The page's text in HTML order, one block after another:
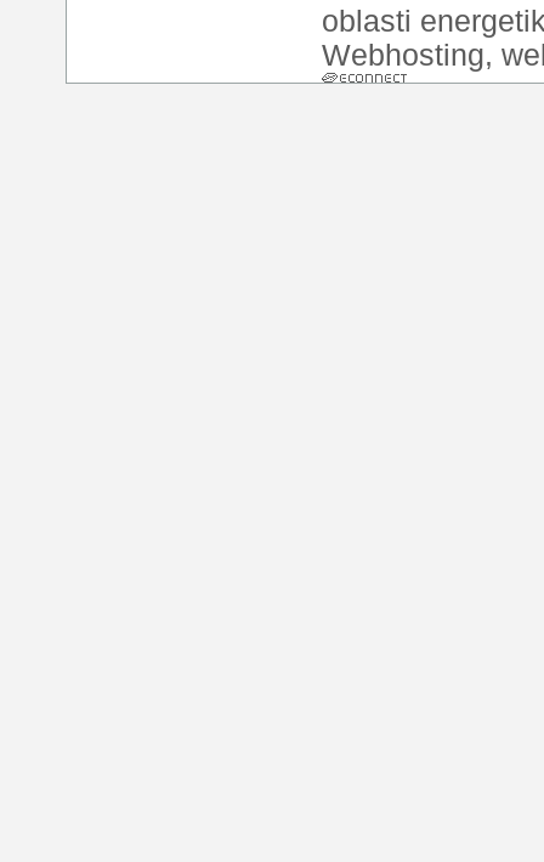
oblasti
Webhosting,